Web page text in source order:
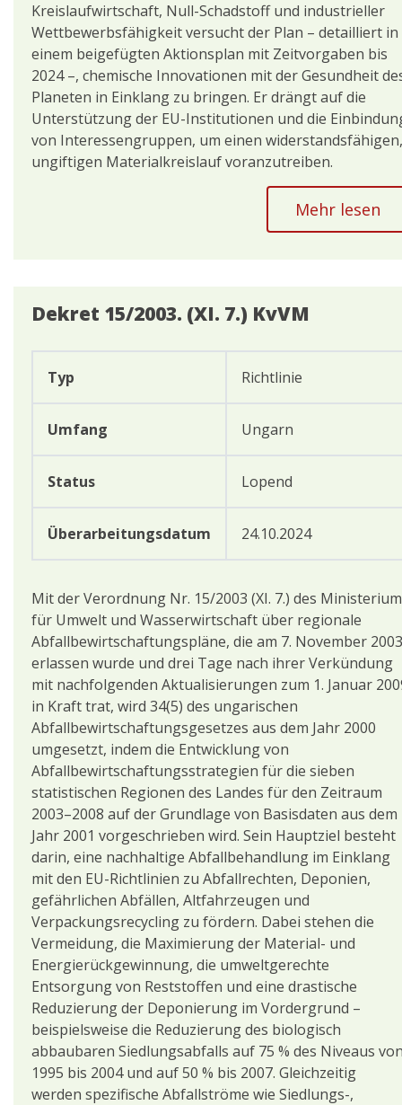
Kreislaufwirtschaft, Null-Schadstoff und industrieller
Wettbewerbsfähigkeit versucht der Plan – detailliert in
einem beigefügten Aktionsplan mit Zeitvorgaben bis
2024 –, chemische Innovationen mit der Gesundheit
Planeten in Einklang zu bringen. Er drängt auf die
Unterstützung der EU-Institutionen und die
von Interessengruppen, um einen widerstandsfähigen,
ungiftigen Materialkreislauf voranzutreiben.
Mehr lesen
Dekret 15/2003. (XI. 7.) KvVM
Typ
Umfang
Status
Überarbeitungsdatum
Richtlinie
Ungarn
Lopend
24.10.2024
Mit der Verordnung Nr. 15/2003 (XI. 7.) des
für Umwelt und Wasserwirtschaft über regionale
Abfallbewirtschaftungspläne, die am 7. November 2003
erlassen wurde und drei Tage nach ihrer Verkündung
mit nachfolgenden Aktualisierungen zum 1. Januar
in Kraft trat, wird 34(5) des ungarischen
Abfallbewirtschaftungsgesetzes aus dem Jahr 2000
umgesetzt, indem die Entwicklung von
Abfallbewirtschaftungsstrategien für die sieben
statistischen Regionen des Landes für den Zeitraum
2003–2008 auf der Grundlage von Basisdaten aus dem
Jahr 2001 vorgeschrieben wird. Sein Hauptziel besteht
darin, eine nachhaltige Abfallbehandlung im Einklang
mit den EU-Richtlinien zu Abfallrechten, Deponien,
gefährlichen Abfällen, Altfahrzeugen und
Verpackungsrecycling zu fördern. Dabei stehen die
Vermeidung, die Maximierung der Material- und
Energierückgewinnung, die umweltgerechte
Entsorgung von Reststoffen und eine drastische
Reduzierung der Deponierung im Vordergrund –
beispielsweise die Reduzierung des biologisch
abbaubaren Siedlungsabfalls auf 75 % des Niveaus
1995 bis 2004 und auf 50 % bis 2007. Gleichzeitig
werden spezifische Abfallströme wie Siedlungs-,